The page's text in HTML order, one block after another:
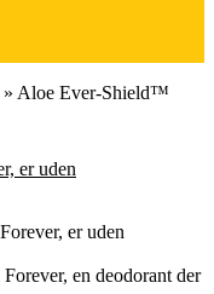
» Aloe Ever-Shield™